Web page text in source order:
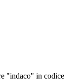
"indaco" in codice